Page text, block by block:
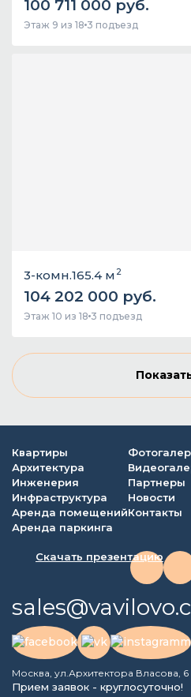
100 711 000 руб.
Этаж 9 из 18 3 подъезд
3-комн.165.4 м 2
104 202 000 руб.
Этаж 10 из 18 3 подъезд
Квартиры
Архитектура
Инженерия
Инфраструктура
Аренда помещений
Аренда паркинга
Партнеры
Новости
Контакты
Скачать презентацию
Москва, ул.Архитектора Власова, 6
Прием заявок - круглосуточно!